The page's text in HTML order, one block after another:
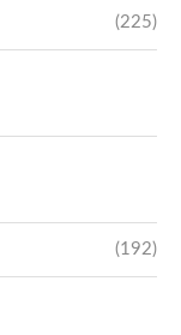
(225)
(192)